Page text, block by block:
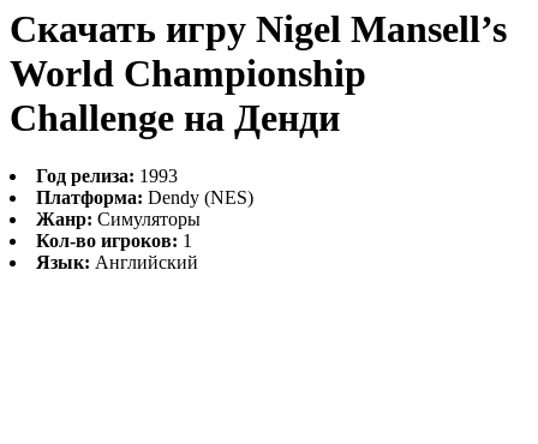
Скачать игру Nigel Mansell’s
World Championship
Challenge на Денди
Год релиза: 1993
Платформа: Dendy (NES)
Жанр: Симуляторы
Кол-во игроков: 1
Язык: Английский